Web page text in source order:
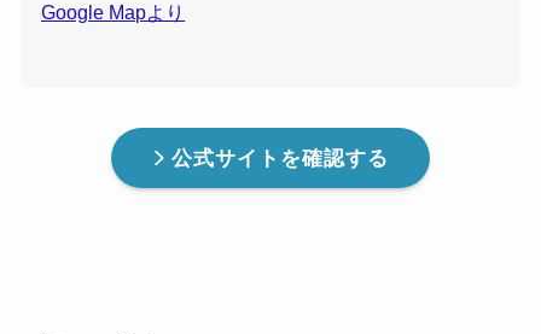
Google Mapより
公式サイトを確認する